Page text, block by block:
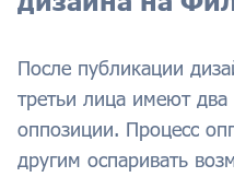
После публикации
третьи лица имеют
оппозиции. Процесс
другим оспаривать